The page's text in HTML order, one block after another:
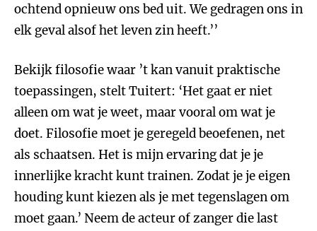
ochtend opnieuw ons bed uit. We gedragen ons in
elk geval alsof het leven zin heeft.’’
Bekijk filosofie waar ’t kan vanuit praktische
toepassingen, stelt Tuitert: ‘Het gaat er niet
alleen om wat je weet, maar vooral om wat je
doet. Filosofie moet je geregeld beoefenen, net
als schaatsen. Het is mijn ervaring dat je je
innerlijke kracht kunt trainen. Zodat je je eigen
houding kunt kiezen als je met tegenslagen om
moet gaan.’ Neem de acteur of zanger die last